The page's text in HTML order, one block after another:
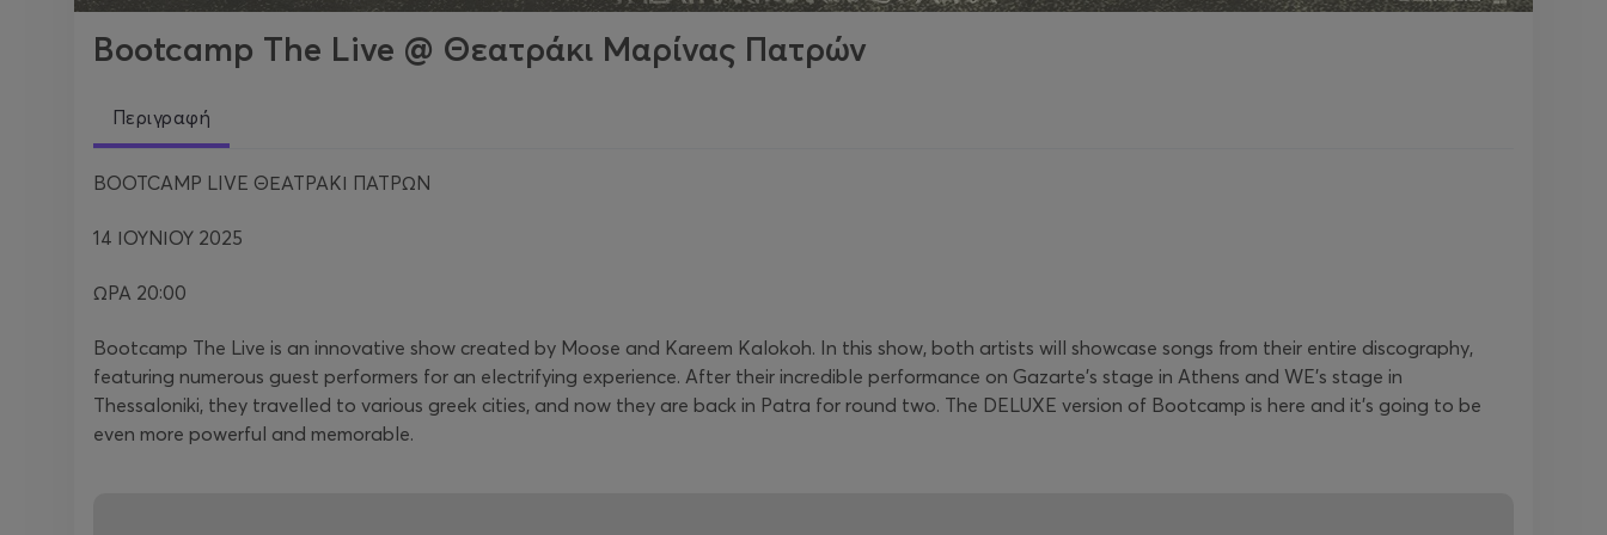
Bootcamp The Live @ Θεατράκι Μαρίνας Πατρών
Περιγραφή
BOOTCAMP LIVE ΘΕΑΤΡΑΚΙ ΠΑΤΡΩΝ
14 ΙΟΥΝΙΟΥ 2025
ΩΡΑ 20:00
Bootcamp The Live is an innovative show created by Moose and Kareem Kalokoh. In this show, both artists will showcase songs from their entire discography,
featuring numerous guest performers for an electrifying experience. After their incredible performance on Gazarte's stage in Athens and WE's stage in
Thessaloniki, they travelled to various greek cities, and now they are back in Patra for round two. The DELUXE version of Bootcamp is here and it's going to be
even more powerful and memorable.